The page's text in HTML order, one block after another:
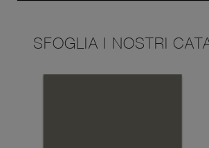
SFOGLIA I NOSTRI